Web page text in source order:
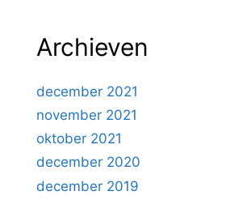
Archieven
december 2021
november 2021
oktober 2021
december 2020
december 2019